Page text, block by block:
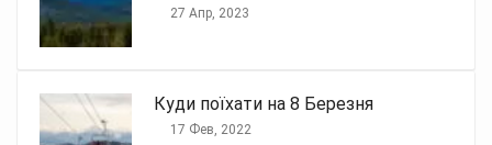
27 Апр, 2023
Куди поїхати на 8 Березня
17 Фев, 2022